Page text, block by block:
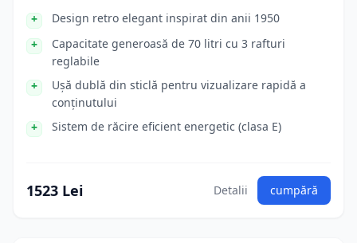
Design retro elegant inspirat din anii 1950
Capacitate generoasă de 70 litri cu 3 rafturi
reglabile
Ușă dublă din sticlă pentru vizualizare rapidă a
conținutului
Sistem de răcire eficient energetic (clasa E)
1523 Lei Detalii cumpără